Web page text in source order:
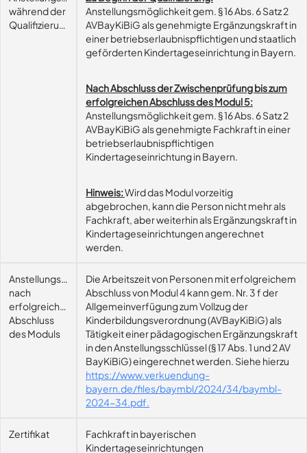
während der
Qualifizierung
Anstellungsmöglichkeit gem. § 16 Abs. 6 Satz 2
AVBayKiBiG als genehmigte Ergänzungskraft in
einer betriebserlaubnispflichtigen und staatlich
geförderten Kindertageseinrichtung in Bayern.
Nach Abschluss der Zwischenprüfung bis zum
erfolgreichen Abschluss des Modul 5:
Anstellungsmöglichkeit gem. § 16 Abs. 6 Satz 2
AVBayKiBiG als genehmigte Fachkraft in einer
betriebserlaubnispflichtigen
Kindertageseinrichtung in Bayern.
Hinweis:Wird das Modul vorzeitig
abgebrochen, kann die Person nicht mehr als
Fachkraft, aber weiterhin als Ergänzungskraft in
Kindertageseinrichtungen angerechnet
werden.
Anstellungsmöglichkeit
nach
erfolgreichem
Abschluss
des Moduls
Die Arbeitszeit von Personen mit erfolgreichem
Abschluss von Modul 4 kann gem. Nr. 3 f der
Allgemeinverfügung zum Vollzug der
Kinderbildungsverordnung (AVBayKiBiG) als
Tätigkeit einer pädagogischen Ergänzungskraft
in den Anstellungsschlüssel (§ 17 Abs. 1 und 2 AV
BayKiBiG) eingerechnet werden. Siehe hierzu
https://www.verkuendung-
bayern.de/files/baymbl/2024/34/baymbl-
2024-34.pdf.
Zertifikat
Fachkraft in bayerischen
Kindertageseinrichtungen